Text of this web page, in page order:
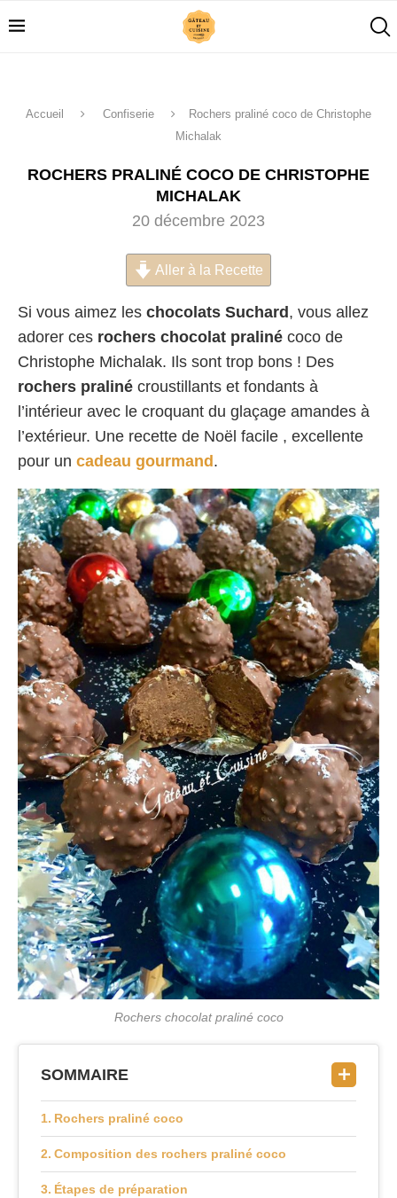
Accueil Confiserie
Rochers praliné coco de Christophe
Michalak
ROCHERS PRALINÉ COCO DE CHRISTOPHE
MICHALAK
20 décembre 2023
Aller à la Recette
Si vous aimez les chocolats Suchard , vous allez
adorer ces rochers chocolat praliné coco de
Christophe Michalak. Ils sont trop bons ! Des
rochers praliné croustillants et fondants à
l’intérieur avec le croquant du glaçage amandes à
l’extérieur. Une recette de Noël facile , excellente
pour un cadeau gourmand .
Rochers chocolat praliné coco
SOMMAIRE
Rochers praliné coco
Composition des rochers praliné coco
Étapes de préparation